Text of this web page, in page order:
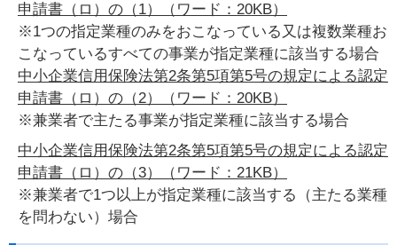
申請書（ロ）の（1）（ワード：20KB）
※1つの指定業種のみをおこなっている又は複数業種お
こなっているすべての事業が指定業種に該当する場合
中小企業信用保険法第2条第5項第5号の規定による認定
申請書（ロ）の（2）（ワード：20KB）
※兼業者で主たる事業が指定業種に該当する場合
中小企業信用保険法第2条第5項第5号の規定による認定
申請書（ロ）の（3）（ワード：21KB）
※兼業者で1つ以上が指定業種に該当する（主たる業種
を問わない）場合